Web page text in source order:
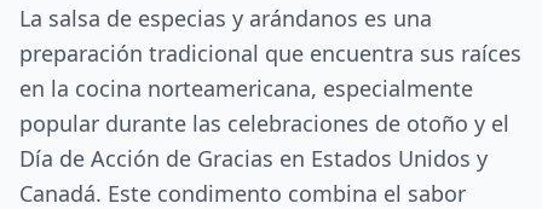
La salsa de especias y arándanos es una
preparación tradicional que encuentra sus raíces
en la cocina norteamericana, especialmente
popular durante las celebraciones de otoño y el
Día de Acción de Gracias en Estados Unidos y
Canadá. Este condimento combina el sabor